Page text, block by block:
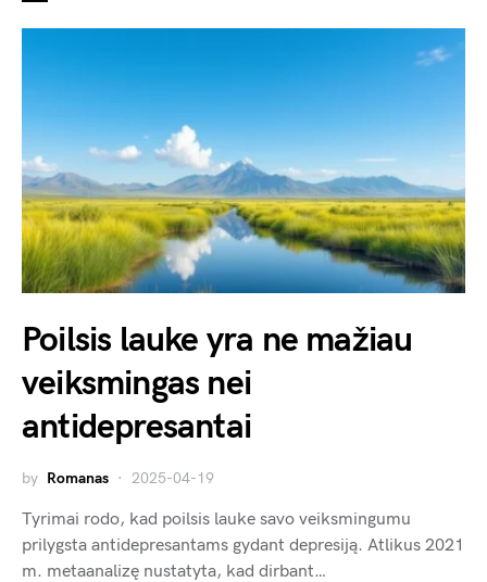
Poilsis lauke yra ne mažiau
veiksmingas nei
antidepresantai
by Romanas 2025-04-19
Tyrimai rodo, kad poilsis lauke savo veiksmingumu
prilygsta antidepresantams gydant depresiją. Atlikus 2021
m. metaanalizę nustatyta, kad dirbant…